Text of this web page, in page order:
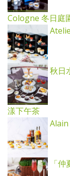
Cologne 冬日庭
秋日
漾下午茶
「